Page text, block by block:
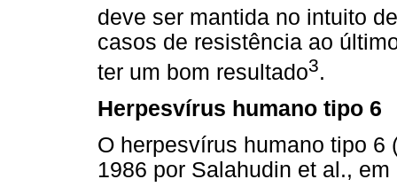
deve ser mantida no intuito
casos de resistência ao
ter um bom resultado3.
Herpesvírus humano tipo 6
O herpesvírus humano tipo 6
1986 por Salahudin et al.,